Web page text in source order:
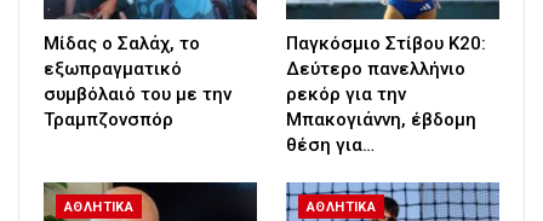
Μίδας ο Σαλάχ, το
εξωπραγματικό
συμβόλαιό του με την
Τραμπζονσπόρ
Παγκόσμιο Στίβου Κ20:
Δεύτερο πανελλήνιο
ρεκόρ για την
Μπακογιάννη, έβδομη
θέση για…
ΑΘΛΗΤΙΚΑ ΑΘΛΗΤΙΚΑ